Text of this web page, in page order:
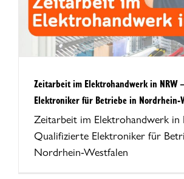
Zeitarbeit im Elektrohandwerk in NRW
Elektroniker für Betriebe in Nordrhein-
Zeitarbeit im Elektrohandwerk
Qualifizierte Elektroniker für
Nordrhein-Westfalen